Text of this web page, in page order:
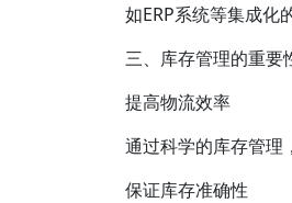
如ERP系统等集成化
三、库存管理的重要
提高物流效率
通过科学的库存管理
保证库存准确性